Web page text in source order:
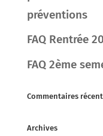
préventions
FAQ Rentrée
FAQ 2ème
Commentaires
Archives